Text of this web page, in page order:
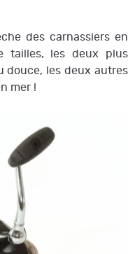
des carnassiers en
tailles, les deux plus
douce, les deux autres
mer !